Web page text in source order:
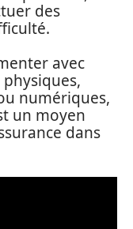
des
avec
numériques,
un moyen
dans